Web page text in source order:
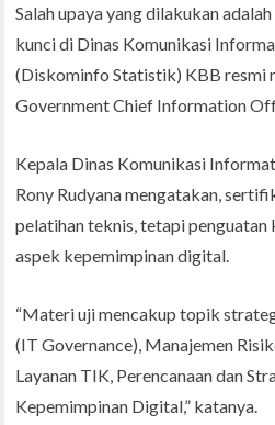
Salah upaya yang dilakukan
kunci di Dinas Komunikasi
(Diskominfo Statistik) KBB resmi
Government Chief Information
Kepala Dinas Komunikasi
Rony Rudyana mengatakan,
pelatihan teknis, tetapi penguatan
aspek kepemimpinan digital.
“Materi uji mencakup topik
(IT Governance), Manajemen
Layanan TIK, Perencanaan dan
Kepemimpinan Digital,” katanya.